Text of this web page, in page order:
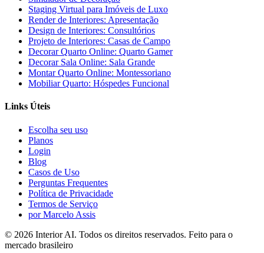
Staging Virtual para Imóveis de Luxo
Render de Interiores: Apresentação
Design de Interiores: Consultórios
Projeto de Interiores: Casas de Campo
Decorar Quarto Online: Quarto Gamer
Decorar Sala Online: Sala Grande
Montar Quarto Online: Montessoriano
Mobiliar Quarto: Hóspedes Funcional
Links Úteis
Escolha seu uso
Planos
Login
Blog
Casos de Uso
Perguntas Frequentes
Política de Privacidade
Termos de Serviço
por Marcelo Assis
© 2026 Interior AI. Todos os direitos reservados. Feito para o
mercado brasileiro